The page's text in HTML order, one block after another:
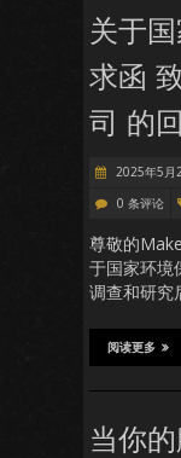
关于
求函
司 的
2025年5月
0 条评论
尊敬的
于国家环境
调查和研究
阅读更多
当你